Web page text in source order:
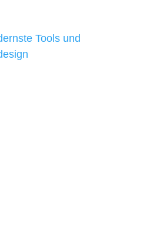
Tools und